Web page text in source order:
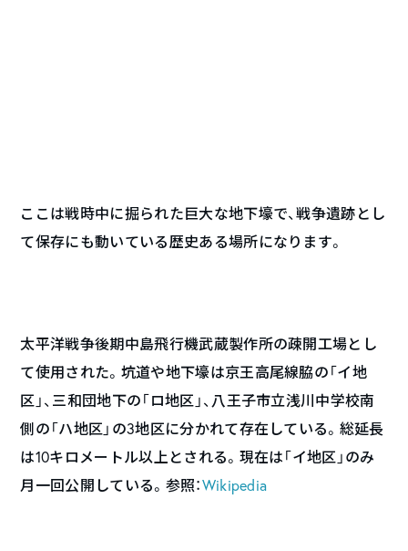
ここは戦時中に掘られた巨大な地下壕で、戦争遺跡とし
て保存にも動いている歴史ある場所になります。
太平洋戦争後期中島飛行機武蔵製作所の疎開工場とし
て使用された。坑道や地下壕は京王高尾線脇の「イ地
区」、三和団地下の「ロ地区」、八王子市立浅川中学校南
側の「ハ地区」の3地区に分かれて存在している。総延長
は10キロメートル以上とされる。現在は「イ地区」のみ
月一回公開している。参照：Wikipedia